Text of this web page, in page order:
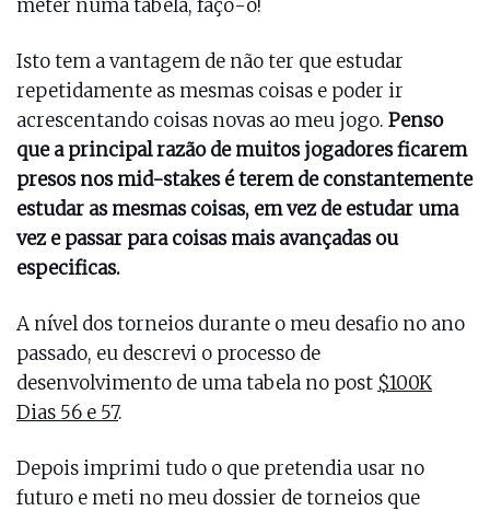
meter numa tabela, faço-o!
Isto tem a vantagem de não ter que estudar
repetidamente as mesmas coisas e poder ir
acrescentando coisas novas ao meu jogo. Penso
que a principal razão de muitos jogadores ficarem
presos nos mid-stakes é terem de constantemente
estudar as mesmas coisas, em vez de estudar uma
vez e passar para coisas mais avançadas ou
especificas.
A nível dos torneios durante o meu desafio no ano
passado, eu descrevi o processo de
desenvolvimento de uma tabela no post $100K
Dias 56 e 57.
Depois imprimi tudo o que pretendia usar no
futuro e meti no meu dossier de torneios que